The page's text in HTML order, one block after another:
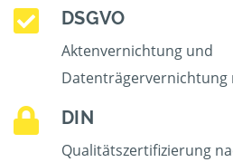
DSGVO
Aktenvernichtung und
Datenträgervernichtung
DIN
Qualitätszertifizierung